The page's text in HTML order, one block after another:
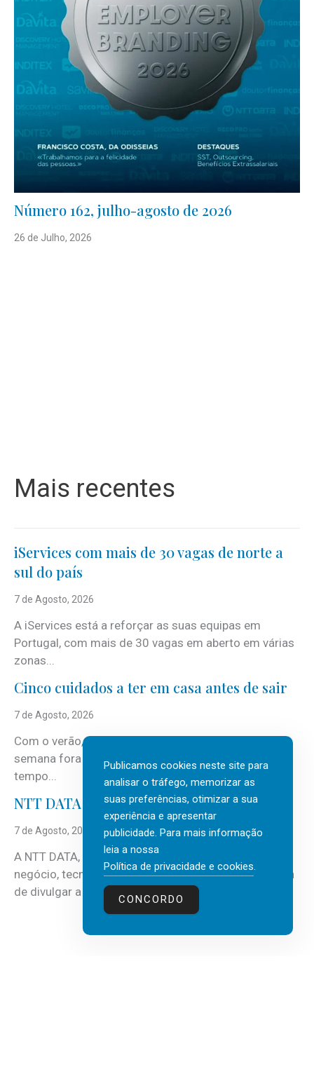
Número 162, julho-agosto de 2026
26 de Julho, 2026
Mais recentes
iServices com mais de 30 vagas de norte a
sul do país
7 de Agosto, 2026
A iServices está a reforçar as suas equipas em
Portugal, com mais de 30 vagas em aberto em várias
zonas...
Cinco cuidados a ter em casa antes de sair
7 de Agosto, 2026
Com o verão, chegam também as férias, os fins-de-
semana fora e os dias em que a casa fica mais
tempo...
NTT DATA Insurtech Global Outlook 2026
7 de Agosto, 2026
A NTT DATA, consultora global em serviços de
negócio, tecnologia e inteligência artificial (IA), acaba
de divulgar a mais recente...
Publicamos cookies neste site para
analisar o tráfego, memorizar as
suas preferências, otimizar a sua
experiência e apresentar
publicidade. Para mais informação
leia a nossa
Política de privacidade e cookies.
CONCORDO